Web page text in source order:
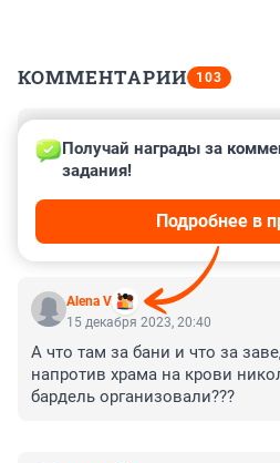
КОММЕНТАРИИ 103
16 декабря 2023, 20:39
Ну все правильно баня в
сгореть,там же нет
Alena V
Получай награды за
задания!
Подробнее в
15 декабря 2023, 20:40
А что там за бани и что за
напротив храма на крови
бардель организовали???